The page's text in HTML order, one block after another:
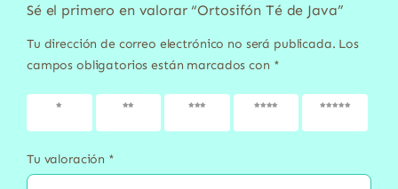
Sé el primero en valorar “Ortosifón Té de Java”
Tu dirección de correo electrónico no será publicada. Los
campos obligatorios están marcados con *
1 de 5
2 de 5
3 de 5
4 de 5
5 de 5
Tu valoración *